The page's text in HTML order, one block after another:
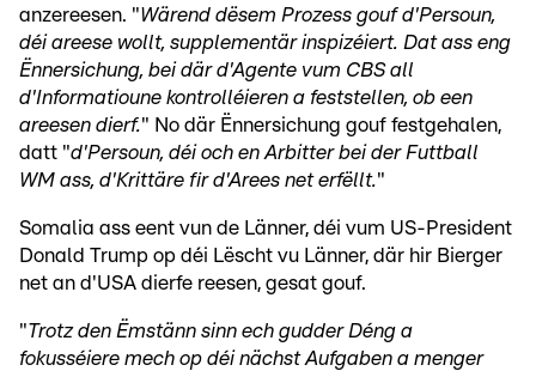
anzereesen. "Wärend dësem Prozess gouf d'Persoun,
déi areese wollt, supplementär inspizéiert. Dat ass eng
Ënnersichung, bei där d'Agente vum CBS all
d'Informatioune kontrolléieren a feststellen, ob een
areesen dierf." No där Ënnersichung gouf festgehalen,
datt "d'Persoun, déi och en Arbitter bei der Futtball
WM ass, d'Krittäre fir d'Arees net erfëllt."
Somalia ass eent vun de Länner, déi vum US-President
Donald Trump op déi Lëscht vu Länner, där hir Bierger
net an d'USA dierfe reesen, gesat gouf.
"Trotz den Ëmstänn sinn ech gudder Déng a
fokusséiere mech op déi nächst Aufgaben a menger